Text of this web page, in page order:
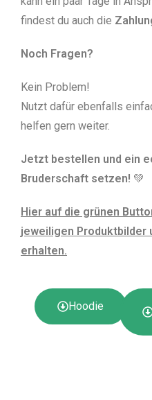
findest du auch die
Noch Fragen?
Kein Problem!
Nutzt dafür ebenfalls
helfen gern weiter.
Jetzt bestellen und ein
Bruderschaft setzen! 💚
Hier auf die grünen
jeweiligen Produktbilder
erhalten.
Hoodie